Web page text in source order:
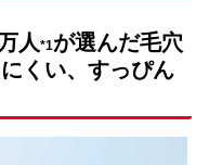
人 *1が選んだ毛穴
くい、すっぴん